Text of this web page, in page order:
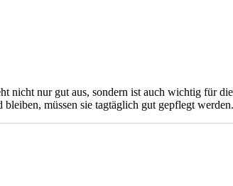
nicht nur gut aus, sondern ist auch wichtig für
müssen sie tagtäglich gut gepflegt werden.